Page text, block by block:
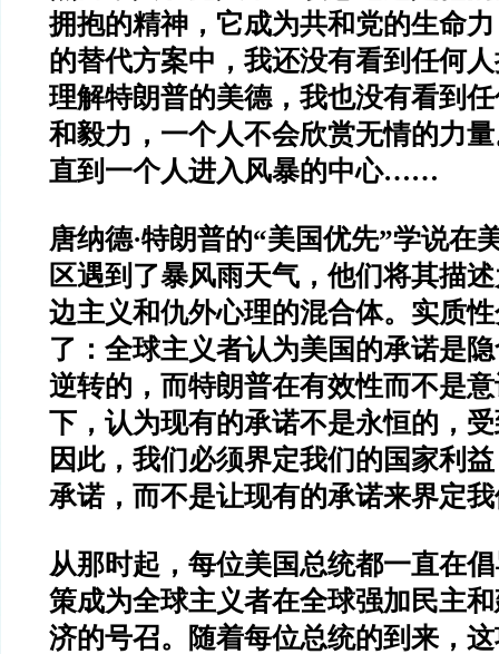
拥抱的精神，它成为共和党的生命
的替代方案中，我还没有看到任何
理解特朗普的美德，我也没有看到
和毅力，一个人不会欣赏无情的力
直到一个人进入风暴的中心……
唐纳德·特朗普的“美国优先”学说在
区遇到了暴风雨天气，他们将其描
边主义和仇外心理的混合体。实质
了：全球主义者认为美国的承诺是
逆转的，而特朗普在有效性而不是
下，认为现有的承诺不是永恒的，
因此，我们必须界定我们的国家利
承诺，而不是让现有的承诺来界定
从那时起，每位美国总统都一直在
策成为全球主义者在全球强加民主
济的号召。随着每位总统的到来，